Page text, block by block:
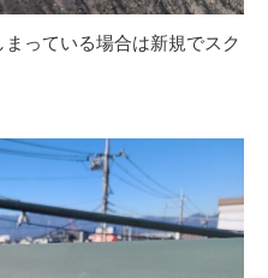
っている場合は新規でスク